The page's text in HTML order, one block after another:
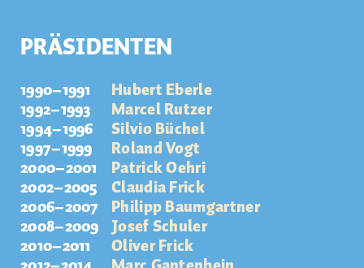
PRÄSIDENTEN
1990–1991 Hubert Eberle
1992–1993 Marcel Rutzer
1994–1996 Silvio Büchel
1997–1999 Roland Vogt
2000–2001 Patrick Oehri
2002–2005 Claudia Frick
2006–2007 Philipp Baumgartner
2008–2009 Josef Schuler
2010–2011 Oliver Frick